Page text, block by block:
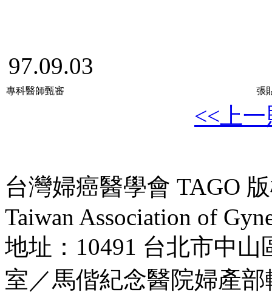
97.09.03
專科醫師甄審 張
<<上
台灣婦癌醫學會 TAGO
Taiwan Association of
地址：10491 台北市中山
室／馬偕紀念醫院婦產